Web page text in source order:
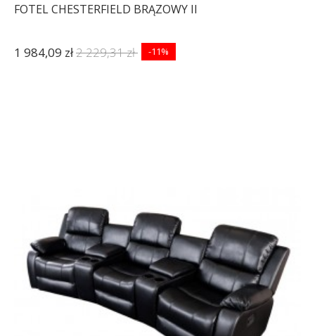
FOTEL CHESTERFIELD BRĄZOWY II
1 984,09 zł2 229,31 zł -11%